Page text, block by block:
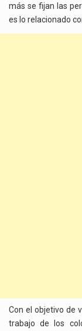
más se fijan las
es lo relacionado
Con el objetivo de
trabajo de los